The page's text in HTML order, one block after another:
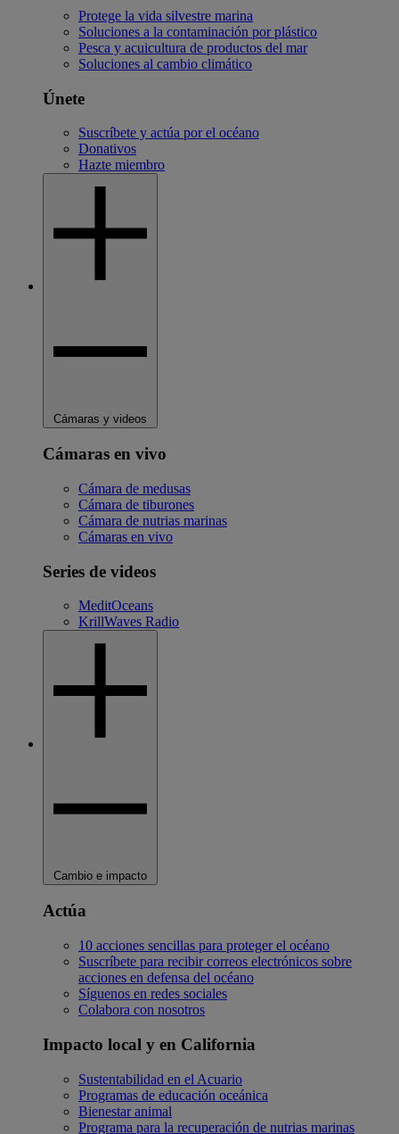
Protege la vida silvestre marina
Soluciones a la contaminación por plástico
Pesca y acuicultura de productos del mar
Soluciones al cambio climático
Únete
Suscríbete y actúa por el océano
Donativos
Hazte miembro
Cámaras y videos
Cámaras en vivo
Cámara de medusas
Cámara de tiburones
Cámara de nutrias marinas
Cámaras en vivo
Series de videos
MeditOceans
KrillWaves Radio
Cambio e impacto
Actúa
10 acciones sencillas para proteger el océano
Suscríbete para recibir correos electrónicos sobre
acciones en defensa del océano
Síguenos en redes sociales
Colabora con nosotros
Impacto local y en California
Sustentabilidad en el Acuario
Programas de educación oceánica
Bienestar animal
Programa para la recuperación de nutrias marinas